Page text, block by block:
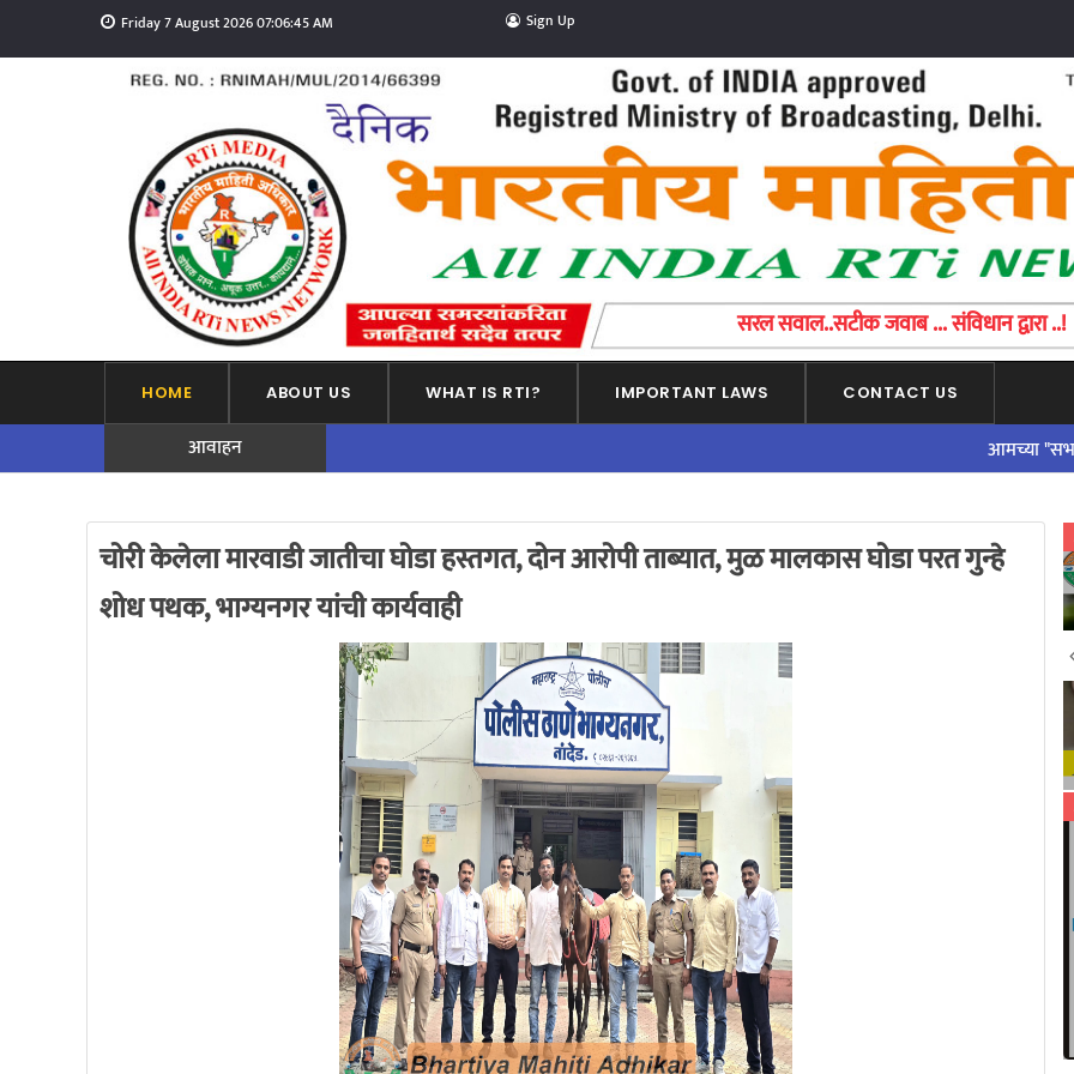
Friday 7 August 2026 07:06:47 AM Sign Up
સરળ પ્રશ્ન..એક ચોક્કસ જવાબ ... બંધારણ દ્વારા
HOME ABOUT US WHAT IS RTI? IMPORTANT LAWS CONTACT US
आवाहन आमच्या "सभासद
चोरी केलेला मारवाडी जातीचा घोडा हस्तगत, दोन आरोपी ताब्यात, मुळ मालकास घोडा परत गुन्हे
शोध पथक, भाग्यनगर यांची कार्यवाही
भारतीय माहिती अधिकार
7/27/2020 3:28:53 PM
All India RTi News Network
9/21/2020 1:13:32 AM